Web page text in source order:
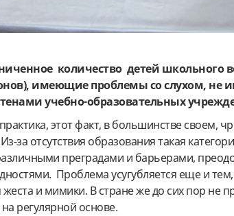
количество детей школьного
имеющие проблемы со слухом, не
учебно-образовательных
этот факт, в большинстве своем,
за отсутствия образования такая
преградами и барьерами,
Проблема усугубляется еще и
и мимики. В стране же до сих пор не
регулярной основе.